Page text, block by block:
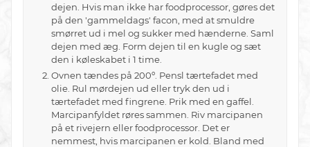
dejen. Hvis man ikke har foodprocessor, gøres det
på den 'gammeldags' facon, med at smuldre
smørret ud i mel og sukker med hænderne. Saml
dejen med æg. Form dejen til en kugle og sæt
den i køleskabet i 1 time.
Ovnen tændes på 200º. Pensl tærtefadet med
olie. Rul mørdejen ud eller tryk den ud i
tærtefadet med fingrene. Prik med en gaffel.
Marcipanfyldet røres sammen. Riv marcipanen
på et rivejern eller foodprocessor. Det er
nemmest, hvis marcipanen er kold. Bland med